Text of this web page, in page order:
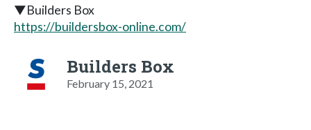
▼Builders Box
https://buildersbox-online.com/
Builders Box
February 15, 2021